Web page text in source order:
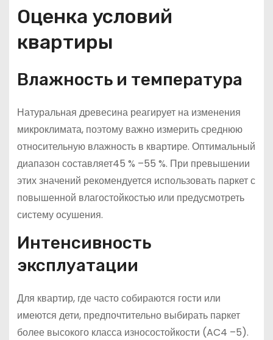
Оценка условий
квартиры
Влажность и температура
Натуральная древесина реагирует на изменения
микроклимата, поэтому важно измерить среднюю
относительную влажность в квартире. Оптимальный
диапазон составляет45 % –55 %. При превышении
этих значений рекомендуется использовать паркет с
повышенной влагостойкостью или предусмотреть
систему осушения.
Интенсивность
эксплуатации
Для квартир, где часто собираются гости или
имеются дети, предпочтительно выбирать паркет
более высокого класса износостойкости (AC4 –5).